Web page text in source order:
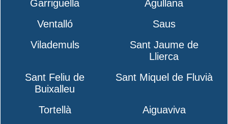
Garriguella
Agullana
Ventalló
Saus
Vilademuls
Sant Jaume de
Llierca
Sant Feliu de
Buixalleu
Sant Miquel de Fluvià
Tortellà
Aiguaviva